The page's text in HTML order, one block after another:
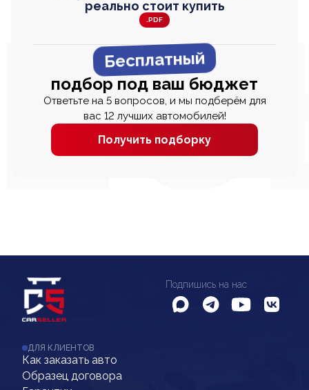
реально стоит купить
.PDF
Бесплатный
подбор под ваш бюджет
Ответьте на 5 вопросов, и мы подберём для
вас 12 лучших автомобилей!
Получить подборку
Подпишись на нас
ДЛЯ КЛИЕНТОВ
Как заказать авто
Образец договора